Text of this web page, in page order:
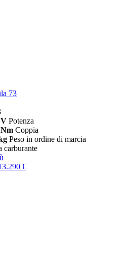
73
Potenza
Coppia
Peso in ordine di marcia
carburante
€